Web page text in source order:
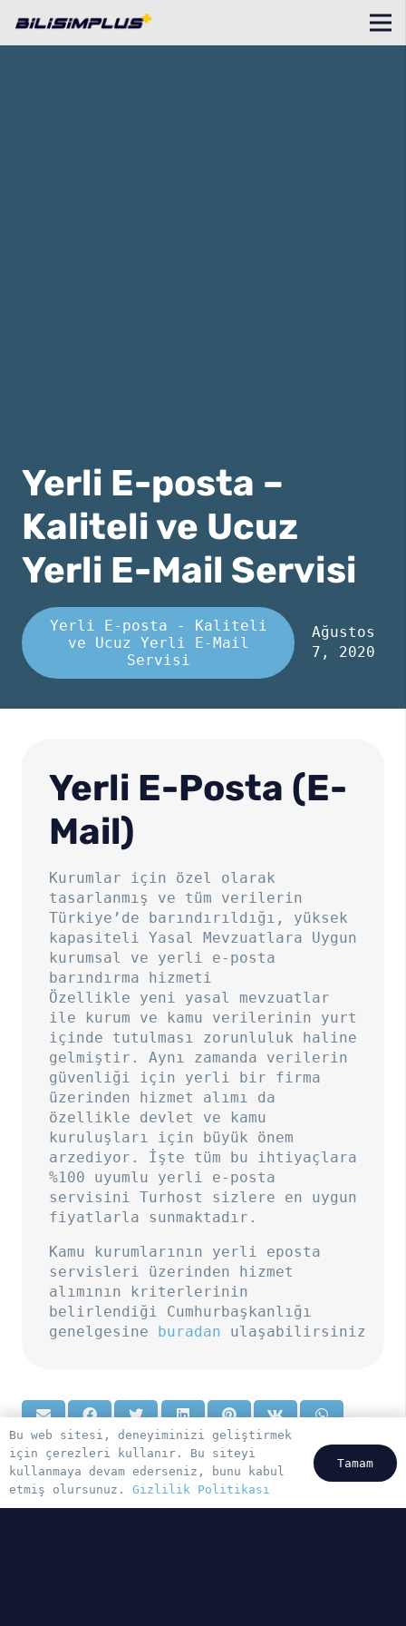
Yerli E-posta –
Kaliteli ve Ucuz
Yerli E-Mail Servisi
Yerli E-posta - Kaliteli
ve Ucuz Yerli E-Mail
Servisi
Ağustos
7, 2020
Yerli E-Posta (E-
Mail)
Kurumlar için özel olarak
tasarlanmış ve tüm verilerin
Türkiye’de barındırıldığı, yüksek
kapasiteli Yasal Mevzuatlara Uygun
kurumsal ve yerli e-posta
barındırma hizmeti
Özellikle yeni yasal mevzuatlar
ile kurum ve kamu verilerinin yurt
içinde tutulması zorunluluk haline
gelmiştir. Aynı zamanda verilerin
güvenliği için yerli bir firma
üzerinden hizmet alımı da
özellikle devlet ve kamu
kuruluşları için büyük önem
arzediyor. İşte tüm bu ihtiyaçlara
%100 uyumlu yerli e-posta
servisini Turhost sizlere en uygun
fiyatlarla sunmaktadır.
Kamu kurumlarının yerli eposta
servisleri üzerinden hizmet
alımının kriterlerinin
belirlendiği Cumhurbaşkanlığı
genelgesine buradan ulaşabilirsiniz
Bu web sitesi, deneyiminizi geliştirmek
için çerezleri kullanır. Bu siteyi
kullanmaya devam ederseniz, bunu kabul
etmiş olursunuz. Gizlilik Politikası
Tamam